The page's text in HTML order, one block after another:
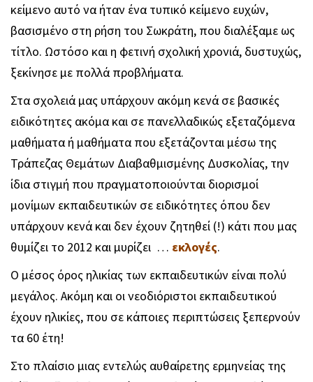
κείμενο αυτό να ήταν ένα τυπικό κείμενο ευχών,
βασισμένο στη ρήση του Σωκράτη, που διαλέξαμε ως
τίτλο. Ωστόσο και η φετινή σχολική χρονιά, δυστυχώς,
ξεκίνησε με πολλά προβλήματα.
Στα σχολειά μας υπάρχουν ακόμη κενά σε βασικές
ειδικότητες ακόμα και σε πανελλαδικώς εξεταζόμενα
μαθήματα ή μαθήματα που εξετάζονται μέσω της
Τράπεζας Θεμάτων Διαβαθμισμένης Δυσκολίας, την
ίδια στιγμή που πραγματοποιούνται διορισμοί
μονίμων εκπαιδευτικών σε ειδικότητες όπου δεν
υπάρχουν κενά και δεν έχουν ζητηθεί (!) κάτι που μας
θυμίζει το 2012 και μυρίζει … εκλογές.
Ο μέσος όρος ηλικίας των εκπαιδευτικών είναι πολύ
μεγάλος. Ακόμη και οι νεοδιόριστοι εκπαιδευτικού
έχουν ηλικίες, που σε κάποιες περιπτώσεις ξεπερνούν
τα 60 έτη!
Στο πλαίσιο μιας εντελώς αυθαίρετης ερμηνείας της